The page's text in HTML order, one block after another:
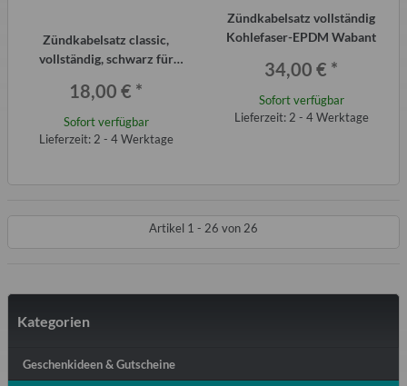
Zündkabelsatz classic,
vollständig, schwarz für
18,00 € *
Sofort verfügbar
Lieferzeit: 2 - 4 Werktage
Zündkabelsatz vollständig
Kohlefaser-EPDM Wabant
34,00 € *
Sofort verfügbar
Lieferzeit: 2 - 4 Werktage
Artikel 1 - 26 von 26
Kategorien
Geschenkideen & Gutscheine